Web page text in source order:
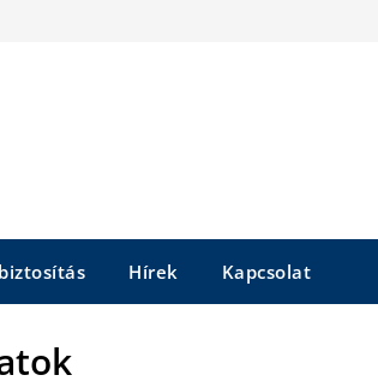
Hírek Kapcsolat